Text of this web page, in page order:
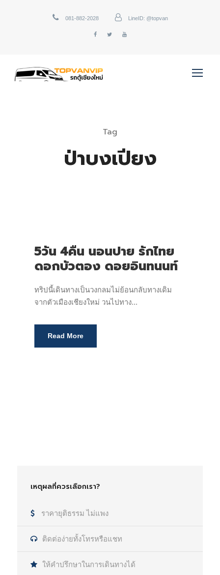
081-882-2028 LineID: @topvan
Tag
ป่าบงเปียง
5วัน 4คืน นอนปาย รักไทย
ดอกบัวตอง ดอยอินทนนท์
ทริปนี้เดินทางเป็นวงกลมไม่ย้อนกลับทางเดิม
จากตัวเมืองเชียงใหม่ วนไปทาง...
Read More
เหตุผลที่ควรเลือกเรา?
ราคายุติธรรม ไม่แพง
ติดต่อง่ายทั้งโทรหรือแชท
ให้คำปรึกษาในการเดินทางได้